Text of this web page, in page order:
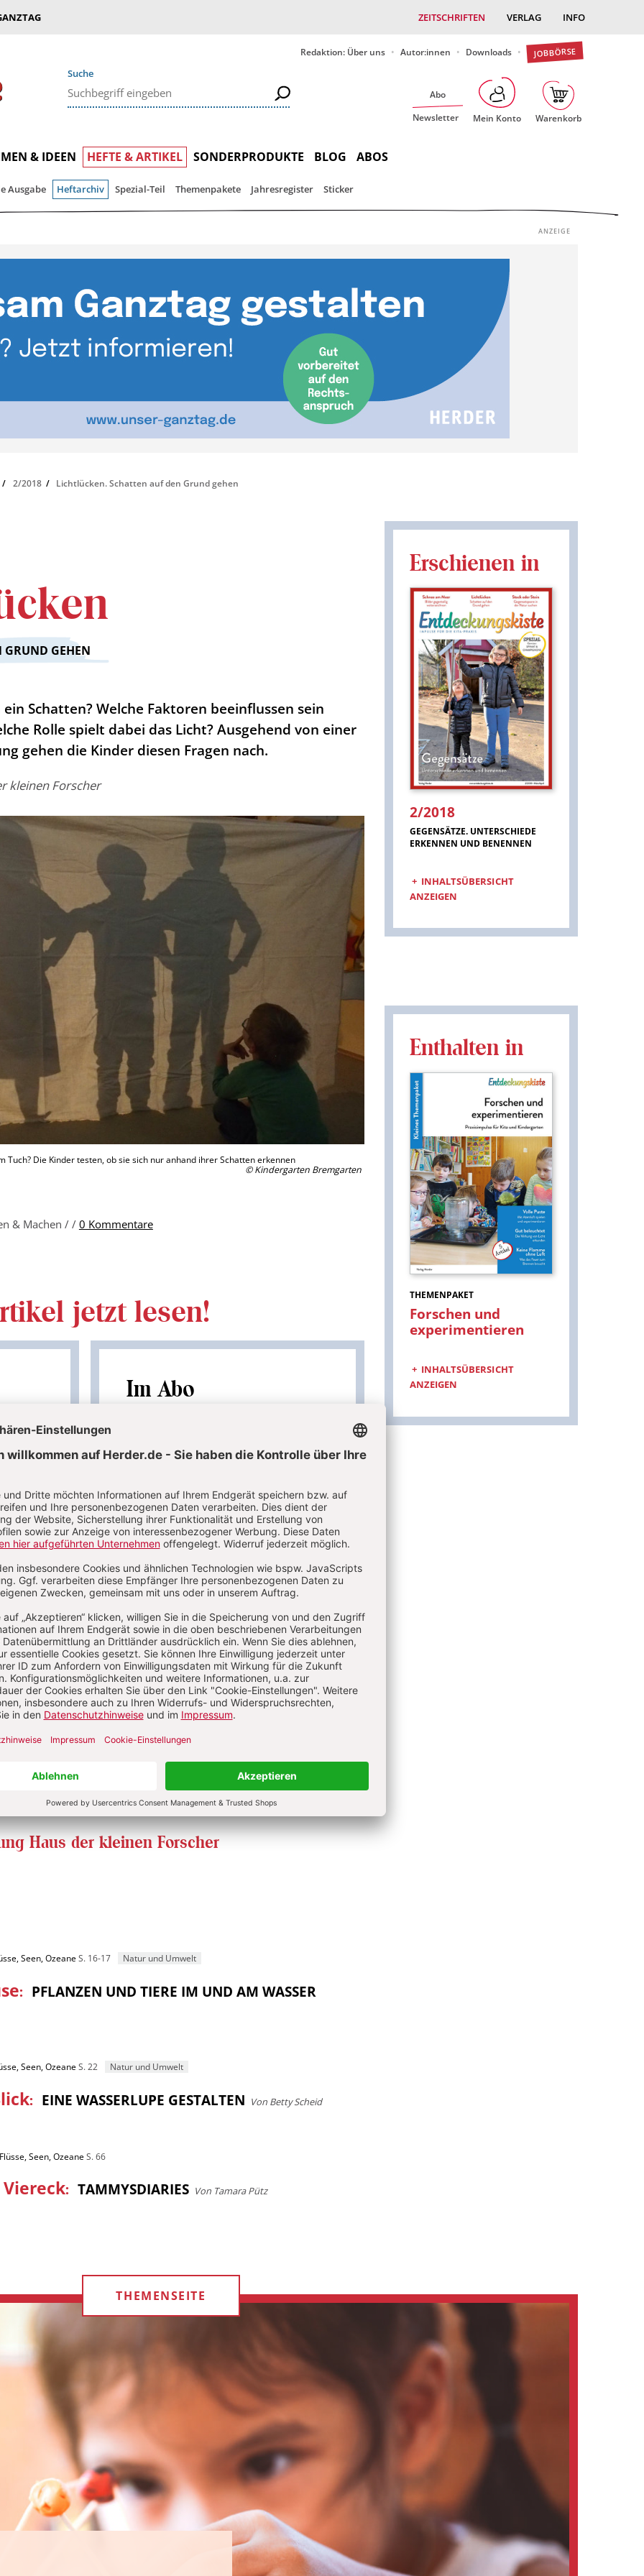
ZEITSCHRIFTEN VERLAG INFO
Redaktion: Über uns Autor:innen Downloads JOBBÖRSE
Suche
Abo
Newsletter
Mein Konto Warenkorb
& IDEEN HEFTE & ARTIKEL SONDERPRODUKTE BLOG ABOS
Ausgabe Heftarchiv Spezial-Teil Themenpakete Jahresregister Sticker
2/2018 Lichtlücken. Schatten auf den Grund gehen
GRUND GEHEN
Schatten? Welche Faktoren beeinflussen sein
Rolle spielt dabei das Licht? Ausgehend von einer
gehen die Kinder diesen Fragen nach.
kleinen Forscher
Tuch? Die Kinder testen, ob sie sich nur anhand ihrer Schatten erkennen
© Kindergarten Bremgarten
& Machen / / 0 Kommentare
jetzt lesen!
Artikel
Im Abo
danach86,80 € für 6 Ausgaben pro Jahr
+ Digitalzugang
inkl. MwSt., zzgl. 10,80 € Versand (D)
Im Abo Im Digital-Abo
Abo testen
Sie haben ein Abonnement?Anmelden
Haus der kleinen Forscher
Seen, OzeaneS. 16-17 Natur und Umwelt
: PFLANZEN UND TIERE IM UND AM WASSER
Seen, OzeaneS. 22 Natur und Umwelt
: EINE WASSERLUPE GESTALTEN Von Betty Scheid
Seen, OzeaneS. 66
Viereck: TAMMYSDIARIES Von Tamara Pütz
Erschienen in
2/2018
:
GEGENSÄTZE. UNTERSCHIEDE
ERKENNEN UND BENENNEN
INHALTSÜBERSICHT
ANZEIGEN
Enthalten in
THEMENPAKET
:Forschen und
experimentieren
INHALTSÜBERSICHT
ANZEIGEN
THEMENSEITE